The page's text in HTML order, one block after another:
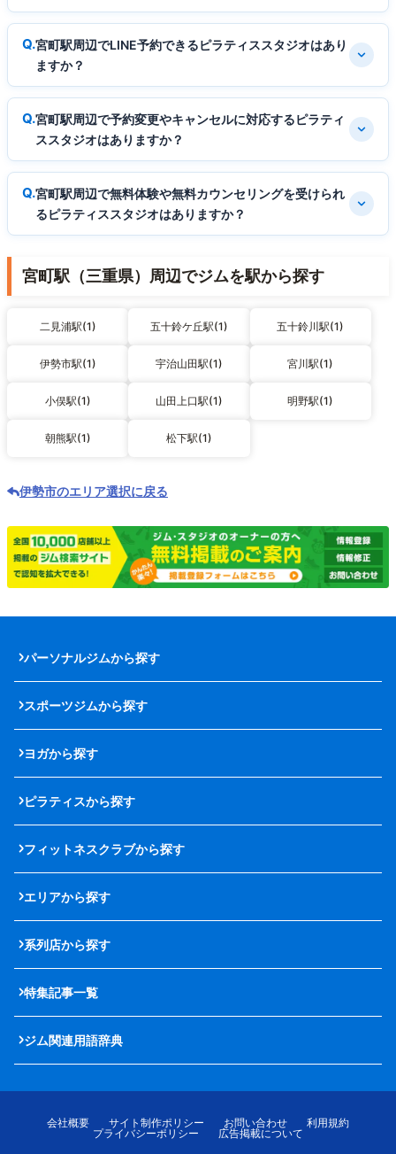
宮町駅周辺でLINE予約できるピラティススタジオはあり
ますか？
宮町駅周辺で予約変更やキャンセルに対応するピラティ
ススタジオはありますか？
宮町駅周辺で無料体験や無料カウンセリングを受けられ
るピラティススタジオはありますか？
宮町駅（三重県）周辺でジムを駅から探す
二見浦駅(1) 五十鈴ケ丘駅(1) 五十鈴川駅(1)
伊勢市駅(1) 宇治山田駅(1) 宮川駅(1)
小俣駅(1) 山田上口駅(1) 明野駅(1)
朝熊駅(1) 松下駅(1)
伊勢市のエリア選択に戻る
パーソナルジムから探す
スポーツジムから探す
ヨガから探す
ピラティスから探す
フィットネスクラブから探す
エリアから探す
系列店から探す
特集記事一覧
ジム関連用語辞典
会社概要 サイト制作ポリシー お問い合わせ
利用規約
プライバシーポリシー
広告掲載について